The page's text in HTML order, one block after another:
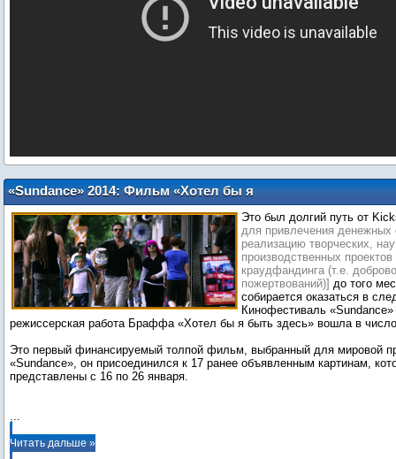
«Sundance» 2014: Фильм «Хотел бы я
быть здесь» с Эшли Грин добавлен в
линейку премьер
Это был долгий путь от
для привлечения денежных
реализацию творческих,
производственных
краудфандинга (т.е.
пожертвований)] до того
собирается оказаться в
Кинофестиваль
режиссерская работа Браффа «Хотел бы я быть здесь» вошла в
Это первый финансируемый толпой фильм, выбранный для мировой
«Sundance», он присоединился к 17 ранее объявленным картинам,
представлены с 16 по 26 января.
...
Читать дальше »